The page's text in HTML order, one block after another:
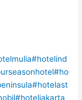
#hotelind
#ho
#hotelast
#hoteljakarta